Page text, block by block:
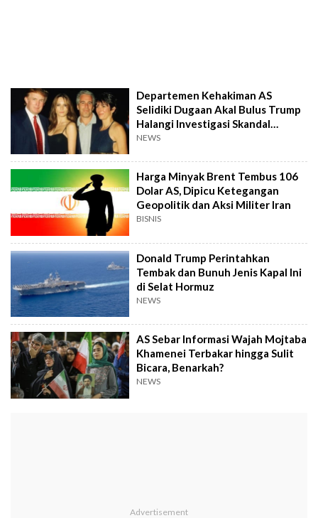
Departemen Kehakiman AS
Selidiki Dugaan Akal Bulus Trump
Halangi Investigasi Skandal
Epstein
NEWS
Harga Minyak Brent Tembus 106
Dolar AS, Dipicu Ketegangan
Geopolitik dan Aksi Militer Iran
BISNIS
Donald Trump Perintahkan
Tembak dan Bunuh Jenis Kapal Ini
di Selat Hormuz
NEWS
AS Sebar Informasi Wajah Mojtaba
Khamenei Terbakar hingga Sulit
Bicara, Benarkah?
NEWS